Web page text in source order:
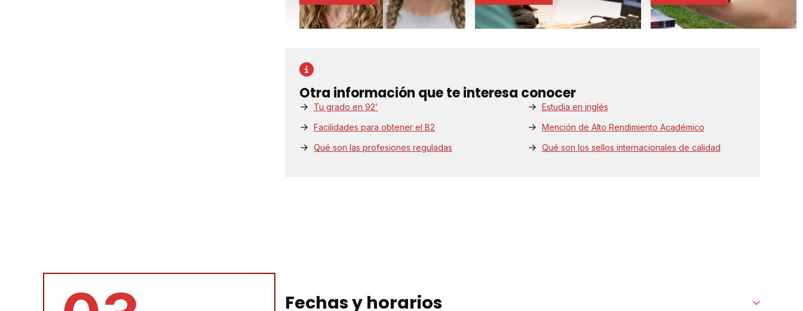
Otra información que te interesa conocer
Tu grado en 92’
Estudia en inglés
Facilidades para obtener el B2
Mención de Alto Rendimiento Académico
Qué son las profesiones reguladas
Qué son los sellos internacionales de calidad
Fechas y horarios